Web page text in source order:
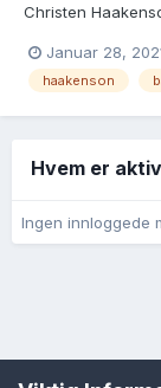
Christen
men no står eg
tips? Her følgjer
Januar 28,
haakenson
Hvem er
Ingen innloggede